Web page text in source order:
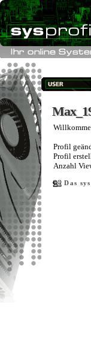
Profil
Profil
Anzahl
Das